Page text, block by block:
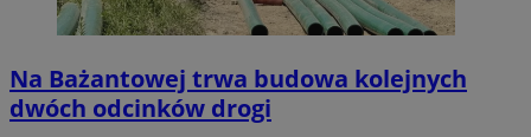
Na Bażantowej trwa budowa kolejnych
dwóch odcinków drogi